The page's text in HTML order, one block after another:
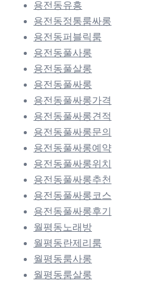
용전동유흥
용전동정통룸싸롱
용전동퍼블릭룸
용전동풀사롱
용전동풀살롱
용전동풀싸롱
용전동풀싸롱가격
용전동풀싸롱견적
용전동풀싸롱문의
용전동풀싸롱예약
용전동풀싸롱위치
용전동풀싸롱추천
용전동풀싸롱코스
용전동풀싸롱후기
월평동노래방
월평동란제리룸
월평동룸사롱
월평동룸살롱